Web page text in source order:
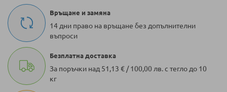
Връщане и замяна
14 дни право на връщане без допълнителни
въпроси
Безплатна доставка
За поръчки над 51,13 € / 100,00 лв. с тегло до 10
кг